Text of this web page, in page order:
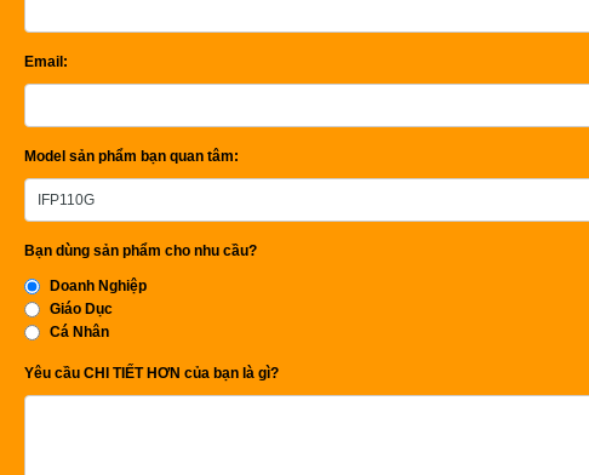
Email:
Model sản phẩm bạn quan tâm:
Bạn dùng sản phẩm cho nhu cầu?
Doanh Nghiệp
Giáo Dục
Cá Nhân
Yêu cầu CHI TIẾT HƠN của bạn là gì?